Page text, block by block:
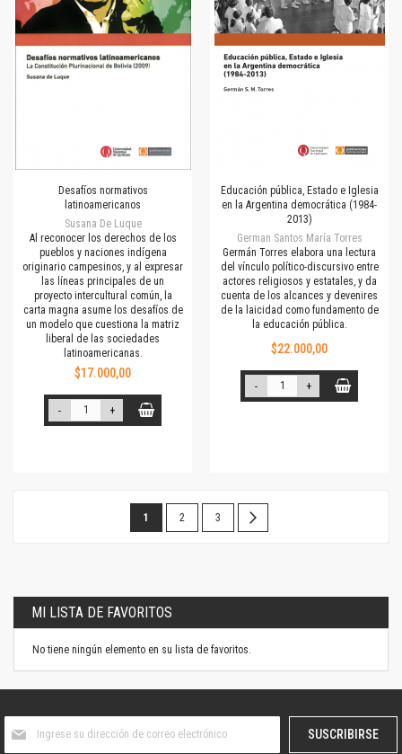
Desafíos normativos
latinoamericanos
Susana De Luque
Al reconocer los derechos de los
pueblos y naciones indígena
originario campesinos, y al expresar
las líneas principales de un
proyecto intercultural común, la
carta magna asume los desafíos de
un modelo que cuestiona la matriz
liberal de las sociedades
latinoamericanas.
$17.000,00
- +
Educación pública, Estado e Iglesia
en la Argentina democrática (1984-
2013)
German Santos María Torres
Germán Torres elabora una lectura
del vínculo político-discursivo entre
actores religiosos y estatales, y da
cuenta de los alcances y devenires
de la laicidad como fundamento de
la educación pública.
$22.000,00
- +
Página
Estás
página
1 Página
2 Página
3
MI LISTA DE FAVORITOS
No tiene ningún elemento en su lista de favoritos.
boletín
SUSCRIBIRSE